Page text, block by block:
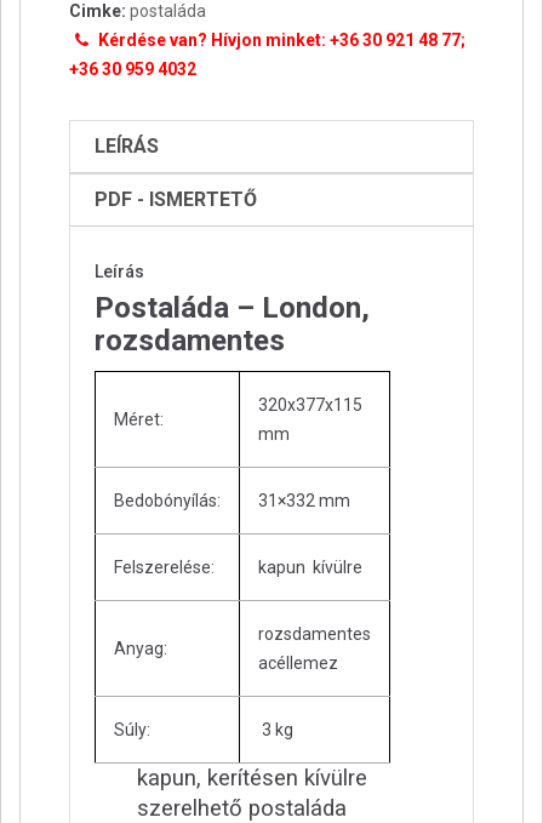
Cimke: postaláda
Kérdése van? Hívjon minket: +36 30 921 48 77;
+36 30 959 4032
LEÍRÁS
PDF - ISMERTETŐ
Leírás
Postaláda – London,
rozsdamentes
Méret:
320x377x115
mm
Bedobónyílás: 31×332 mm
Felszerelése: kapun kívülre
Anyag:
rozsdamentes
acéllemez
Súly: 3 kg
kapun, kerítésen kívülre
szerelhető postaláda